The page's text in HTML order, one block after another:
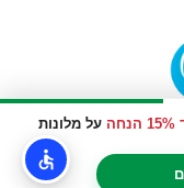
על מלונות
שמורות לסוכנות